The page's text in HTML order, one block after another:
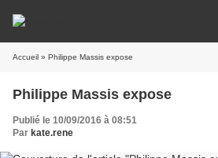
Accueil » Philippe Massis expose
Philippe Massis expose
Publié le 10/09/2016 à 08:51
Par kate.rene